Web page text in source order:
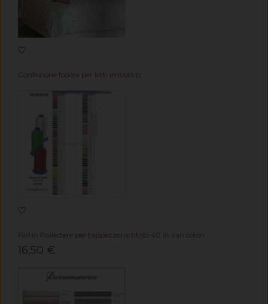
Confezione fodere per letti imbottiti
Filo in Poliestere per tappezzeria titolo 40 in vari colori
16,50 €